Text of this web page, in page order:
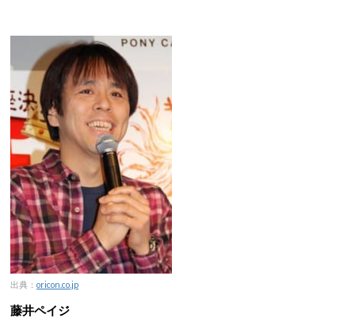
出典： oricon.co.jp
藤井ペイジ